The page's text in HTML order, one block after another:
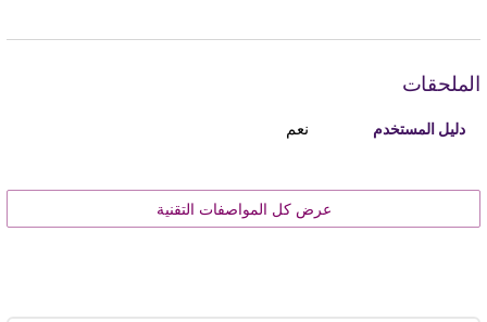
الملحقات
دليل المستخدم نعم
عرض كل المواصفات التقنية